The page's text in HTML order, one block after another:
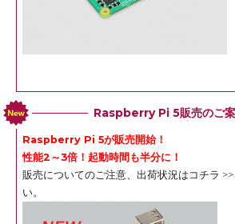
Raspberry Pi 5販売のご
Raspberry Pi 5が販売開始！
性能2～3倍！起動時間も半分に！
販売についてのご注意、出荷状況は コチラ >>
い。